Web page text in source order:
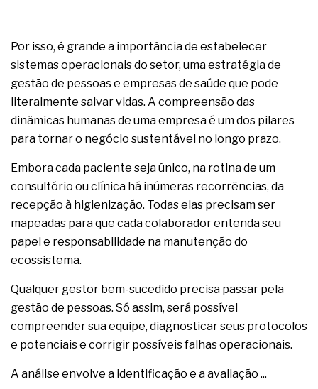
Por isso, é grande a importância de estabelecer
sistemas operacionais do setor, uma estratégia de
gestão de pessoas e empresas de saúde que pode
literalmente salvar vidas. A compreensão das
dinâmicas humanas de uma empresa é um dos pilares
para tornar o negócio sustentável no longo prazo.
Embora cada paciente seja único, na rotina de um
consultório ou clínica há inúmeras recorrências, da
recepção à higienização. Todas elas precisam ser
mapeadas para que cada colaborador entenda seu
papel e responsabilidade na manutenção do
ecossistema.
Qualquer gestor bem-sucedido precisa passar pela
gestão de pessoas. Só assim, será possível
compreender sua equipe, diagnosticar seus protocolos
e potenciais e corrigir possíveis falhas operacionais.
A análise envolve a identificação e a avaliação ...